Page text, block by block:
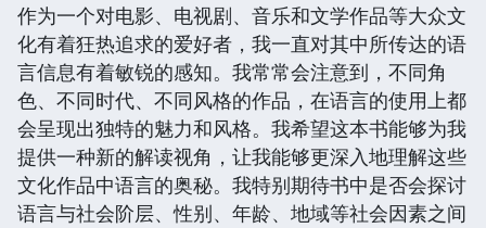
作为一个对电影、电视剧、音乐和文学作品等大众文
化有着狂热追求的爱好者，我一直对其中所传达的语
言信息有着敏锐的感知。我常常会注意到，不同角
色、不同时代、不同风格的作品，在语言的使用上都
会呈现出独特的魅力和风格。我希望这本书能够为我
提供一种新的解读视角，让我能够更深入地理解这些
文化作品中语言的奥秘。我特别期待书中是否会探讨
语言与社会阶层、性别、年龄、地域等社会因素之间